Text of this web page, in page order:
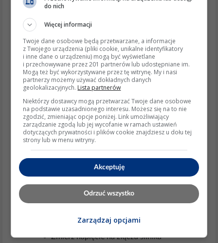
temperatury.
Przykłady i analogie
Jeśli przepustnica jest zablokowana przez lód,
można to porównać do zablokowanego zaworu w
instalacji wodnej, który nie pozwala na przepływ
cieczy.
Aspekty etyczne i prawne
utratą gwarancji.
W przypadku ingerencji w układy elektryczne
należy przestrzegać zasad bezpieczeństwa, aby
uniknąć porażenia prądem.
Metody implementacji
Diagnostyka przepustnicy:
Odłącz lodówkę od zasilania.
swobodnie i czy nie jest zablokowana.
Zmierz napięcie na złączu silnika
do nich
Więcej informacji
Twoje dane osobowe będą przetwarzane, a informacje
z Twojego urządzenia (pliki cookie, unikalne identyfikatory
i inne dane o urządzeniu) mogą być wyświetlane
i przechowywane przez 201 partnerów lub udostępniane im.
Mogą też być wykorzystywane przez tę witrynę. My i nasi
partnerzy możemy używać dokładnych danych
geolokalizacyjnych. Lista partnerów
Niektórzy dostawcy mogą przetwarzać Twoje dane osobowe
na podstawie uzasadnionego interesu. Możesz się na to nie
zgodzić, zmieniając opcje poniżej. Link umożliwiający
zarządzanie zgodą lub jej wycofanie w ramach ustawień
dotyczących prywatności i plików cookie znajdziesz u dołu tej
strony lub w menu witryny.
Akceptuję
Odrzuć wszystko
Zarządzaj opcjami